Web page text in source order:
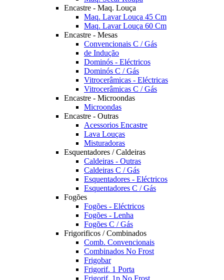
Encastre - Maq. Louça
Maq. Lavar Louça 45 Cm
Maq. Lavar Louça 60 Cm
Encastre - Mesas
Convencionais C / Gás
de Indução
Dominós - Eléctricos
Dominós C / Gás
Vitrocerâmicas - Eléctricas
Vitrocerâmicas C / Gás
Encastre - Microondas
Microondas
Encastre - Outras
Acessorios Encastre
Lava Louças
Misturadoras
Esquentadores / Caldeiras
Caldeiras - Outras
Caldeiras C / Gás
Esquentadores - Eléctricos
Esquentadores C / Gás
Fogões
Fogões - Eléctricos
Fogões - Lenha
Fogões C / Gás
Frigorificos / Combinados
Comb. Convencionais
Combinados No Frost
Frigobar
Frigorif. 1 Porta
Frigorif. 1p No Frost